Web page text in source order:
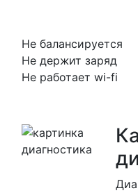
Не балансируется
Не держит заряд
Не работает wi-fi